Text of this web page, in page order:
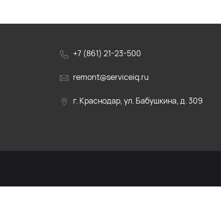
+7 (861) 21-23-500
remont@serviceiq.ru
г. Краснодар, ул. Бабушкина, д. 309